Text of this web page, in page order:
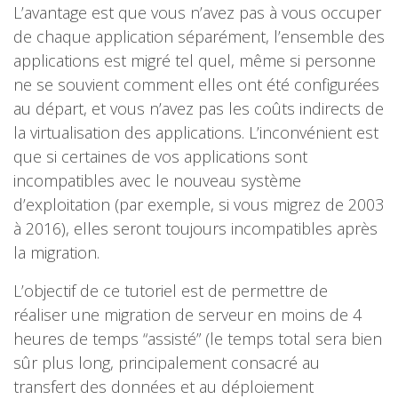
L’avantage est que vous n’avez pas à vous occuper
de chaque application séparément, l’ensemble des
applications est migré tel quel, même si personne
ne se souvient comment elles ont été configurées
au départ, et vous n’avez pas les coûts indirects de
la virtualisation des applications. L’inconvénient est
que si certaines de vos applications sont
incompatibles avec le nouveau système
d’exploitation (par exemple, si vous migrez de 2003
à 2016), elles seront toujours incompatibles après
la migration.
L’objectif de ce tutoriel est de permettre de
réaliser une migration de serveur en moins de 4
heures de temps “assisté” (le temps total sera bien
sûr plus long, principalement consacré au
transfert des données et au déploiement